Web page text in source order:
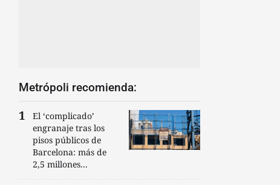
Metrópoli recomienda:
El ‘complicado’
engranaje tras los
pisos públicos de
Barcelona: más de
2,5 millones...